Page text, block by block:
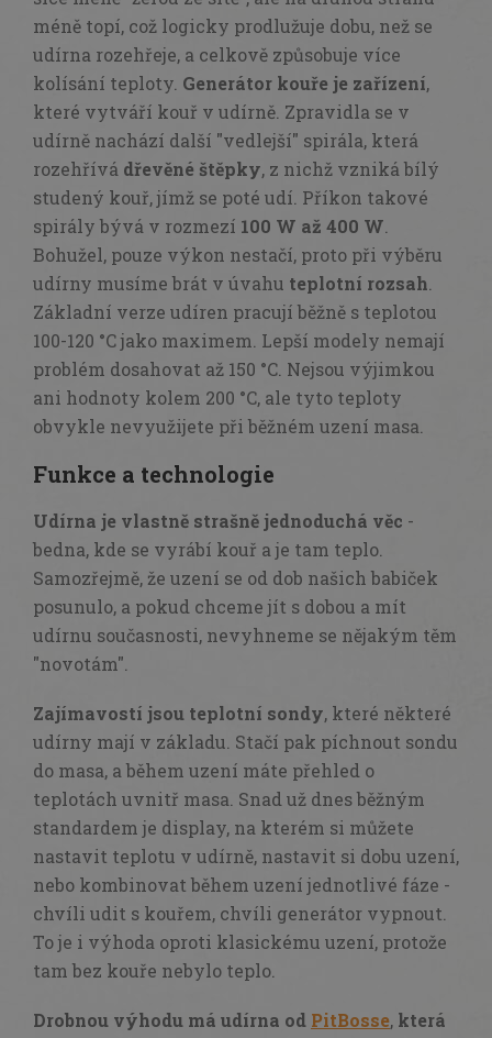
méně topí, což logicky prodlužuje dobu, než se
udírna rozehřeje, a celkově způsobuje více
kolísání teploty. Generátor kouře je zařízení,
které vytváří kouř v udírně. Zpravidla se v
udírně nachází další "vedlejší" spirála, která
rozehřívá dřevěné štěpky, z nichž vzniká bílý
studený kouř, jímž se poté udí. Příkon takové
spirály bývá v rozmezí 100 W až 400 W.
Bohužel, pouze výkon nestačí, proto při výběru
udírny musíme brát v úvahu teplotní rozsah.
Základní verze udíren pracují běžně s teplotou
100-120 °C jako maximem. Lepší modely nemají
problém dosahovat až 150 °C. Nejsou výjimkou
ani hodnoty kolem 200 °C, ale tyto teploty
obvykle nevyužijete při běžném uzení masa.
Funkce a technologie
Udírna je vlastně strašně jednoduchá věc -
bedna, kde se vyrábí kouř a je tam teplo.
Samozřejmě, že uzení se od dob našich babiček
posunulo, a pokud chceme jít s dobou a mít
udírnu současnosti, nevyhneme se nějakým těm
"novotám".
Zajímavostí jsou teplotní sondy, které některé
udírny mají v základu. Stačí pak píchnout sondu
do masa, a během uzení máte přehled o
teplotách uvnitř masa. Snad už dnes běžným
standardem je display, na kterém si můžete
nastavit teplotu v udírně, nastavit si dobu uzení,
nebo kombinovat během uzení jednotlivé fáze -
chvíli udit s kouřem, chvíli generátor vypnout.
To je i výhoda oproti klasickému uzení, protože
tam bez kouře nebylo teplo.
Drobnou výhodu má udírna od PitBosse, která